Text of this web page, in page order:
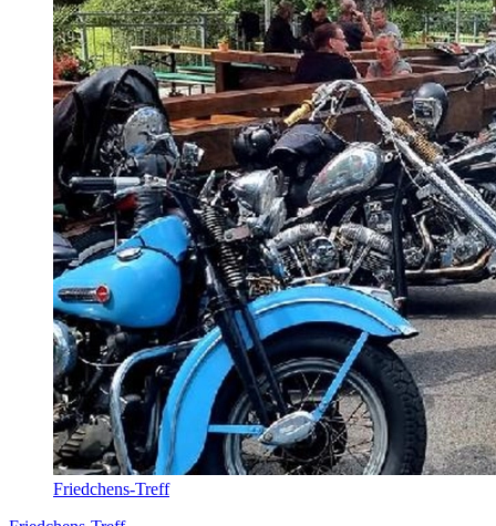
Friedchens-Treff